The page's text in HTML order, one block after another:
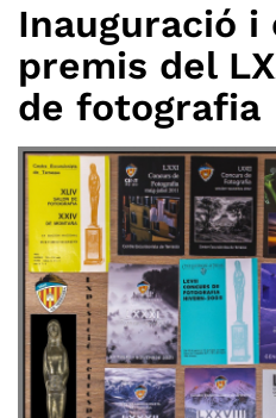
Inauguració i
premis del
de fotografia